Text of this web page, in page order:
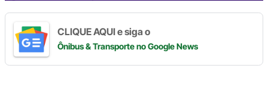
CLIQUE AQUI e siga o
Ônibus & Transporteno Google News